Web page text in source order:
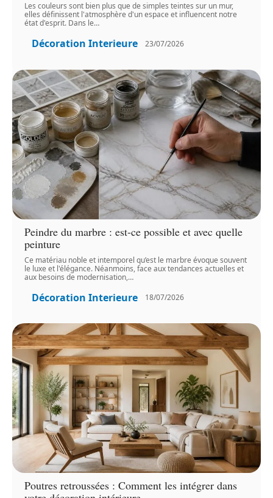
Les couleurs sont bien plus que de simples teintes sur un mur,
elles définissent l'atmosphère d'un espace et influencent notre
état d'esprit. Dans le…
Décoration Interieure 23/07/2026
Peindre du marbre : est-ce possible et avec quelle
peinture
Ce matériau noble et intemporel qu’est le marbre évoque souvent
le luxe et l'élégance. Néanmoins, face aux tendances actuelles et
aux besoins de modernisation,…
Décoration Interieure 18/07/2026
Poutres retroussées : Comment les intégrer dans